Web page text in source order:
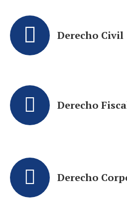
Derecho Civil
Derecho
Derecho